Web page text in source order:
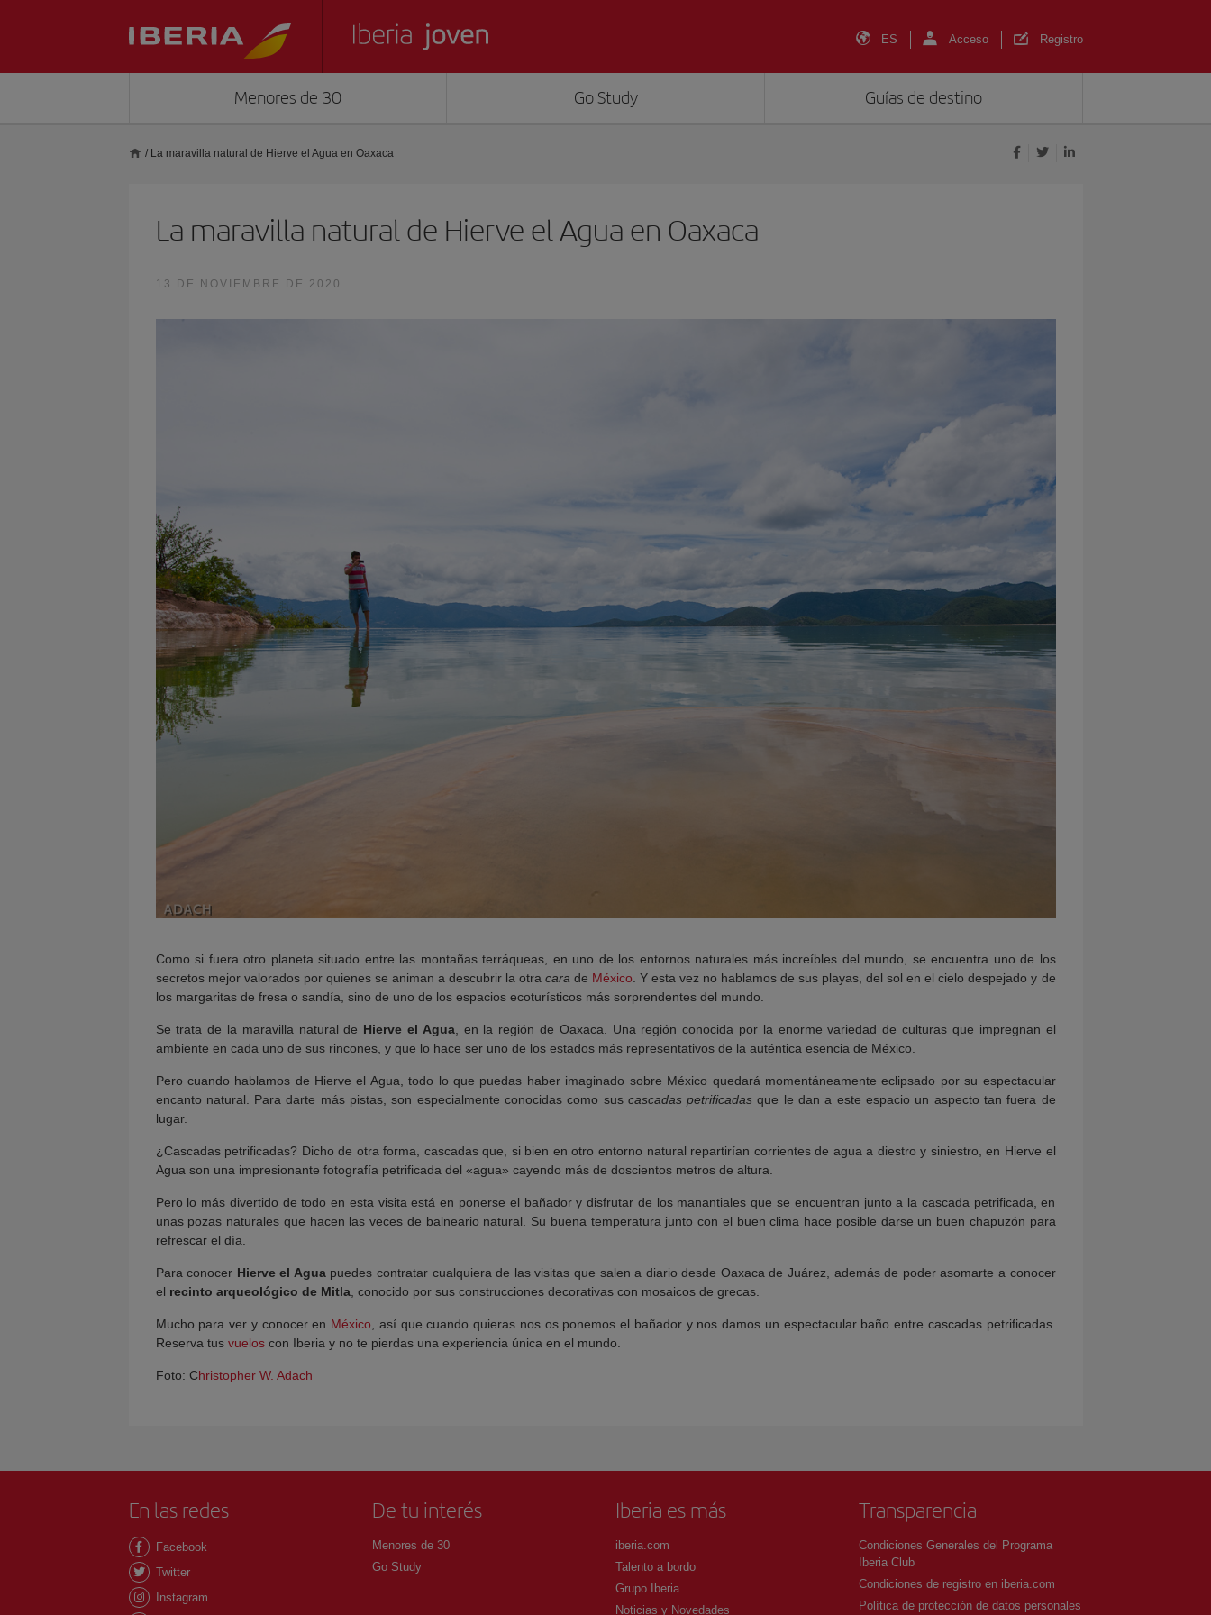
ES Acceso Registro
Menores de 30 Go Study Guías de destino
/ La maravilla natural de Hierve el Agua en Oaxaca
La maravilla natural de Hierve el Agua en Oaxaca
13 DE NOVIEMBRE DE 2020
Como si fuera otro planeta situado entre las montañas terráqueas, en uno de los entornos naturales más increíbles del mundo, se encuentra uno de los
secretos mejor valorados por quienes se animan a descubrir la otra cara de México . Y esta vez no hablamos de sus playas, del sol en el cielo despejado y de
los margaritas de fresa o sandía, sino de uno de los espacios ecoturísticos más sorprendentes del mundo.
Se trata de la maravilla natural de Hierve el Agua, en la región de Oaxaca. Una región conocida por la enorme variedad de culturas que impregnan el
ambiente en cada uno de sus rincones, y que lo hace ser uno de los estados más representativos de la auténtica esencia de México.
Pero cuando hablamos de Hierve el Agua, todo lo que puedas haber imaginado sobre México quedará momentáneamente eclipsado por su espectacular
encanto natural. Para darte más pistas, son especialmente conocidas como sus cascadas petrificadas que le dan a este espacio un aspecto tan fuera de
lugar.
¿Cascadas petrificadas? Dicho de otra forma, cascadas que, si bien en otro entorno natural repartirían corrientes de agua a diestro y siniestro, en Hierve el
Agua son una impresionante fotografía petrificada del «agua» cayendo más de doscientos metros de altura.
Pero lo más divertido de todo en esta visita está en ponerse el bañador y disfrutar de los manantiales que se encuentran junto a la cascada petrificada, en
unas pozas naturales que hacen las veces de balneario natural. Su buena temperatura junto con el buen clima hace posible darse un buen chapuzón para
refrescar el día.
Para conocer Hierve el Aguapuedes contratar cualquiera de las visitas que salen a diario desde Oaxaca de Juárez, además de poder asomarte a conocer
el recinto arqueológico de Mitla, conocido por sus construcciones decorativas con mosaicos de grecas.
Mucho para ver y conocer en México , así que cuando quieras nos os ponemos el bañador y nos damos un espectacular baño entre cascadas petrificadas.
Reserva tus vuelos con Iberia y no te pierdas una experiencia única en el mundo.
Foto: Christopher W. Adach
En las redes
Facebook
Twitter
Instagram
De tu interés
Menores de 30
Go Study
Iberia es más
iberia.com
Talento a bordo
Grupo Iberia
Noticias y Novedades
Transparencia
Condiciones Generales del Programa
Iberia Club
Condiciones de registro en iberia.com
Política de protección de datos personales